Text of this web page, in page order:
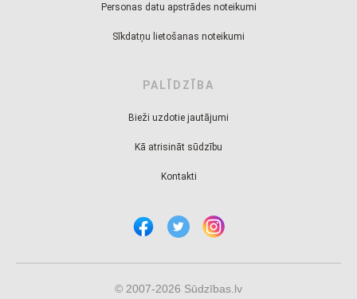
Personas datu apstrādes noteikumi
Sīkdatņu lietošanas noteikumi
PALĪDZĪBA
Bieži uzdotie jautājumi
Kā atrisināt sūdzību
Kontakti
© 2007-2026 Sūdzības.lv